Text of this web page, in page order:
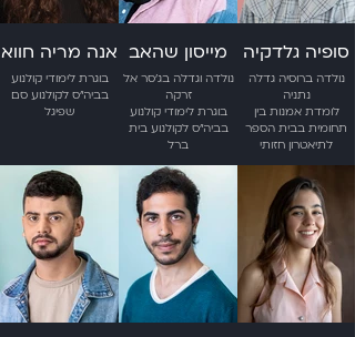
אנה מריה חווא
בוגרת לימודי קולנוע
בביה"ס לקולנוע סם
שפיגל
מייסון שהאב
נולדה וגדלה בג'סר אל
זרקה
בוגרת לימודי קולנוע
בביה"ס לקולנוע בית
ברל
סופיה גלדקיה
נולדה ברוסיה גדלה
נתניה
לומדת אמנות בין
תחומית בבית הספר
לתיאטרון חזותי